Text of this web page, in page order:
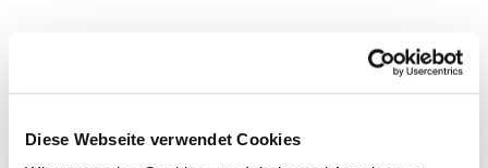
Diese Webseite verwendet Cookies